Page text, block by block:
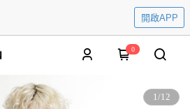
開啟APP
0
1/12